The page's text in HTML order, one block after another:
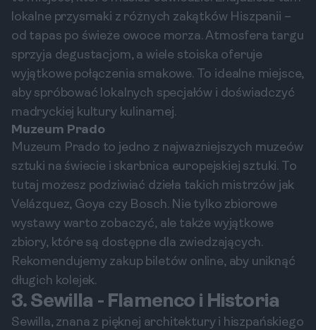
lokalne przysmaki z różnych zakątków Hiszpanii –
od tapas po świeże owoce morza. Atmosfera targu
sprzyja degustacjom, a wiele stoiska oferuje
wyjątkowe połączenia smakowe. To idealne miejsce,
aby spróbować lokalnych specjałów i doświadczyć
madryckiej kultury kulinarnej.
Muzeum Prado
Muzeum Prado to jedno z najważniejszych muzeów
sztuki na świecie i skarbnica europejskiej sztuki. To
tutaj możesz podziwiać dzieła takich mistrzów jak
Velázquez, Goya czy Bosch. Nie tylko zbiorowe
wystawy warto zobaczyć, ale także wyjątkowe
zbiory, które są dostępne dla zwiedzających.
Rekomendujemy zakup biletów online, aby uniknąć
długich kolejek.
3. Sewilla - Flamenco i Historia
Sewilla, znana z pięknej architektury i hiszpańskiego